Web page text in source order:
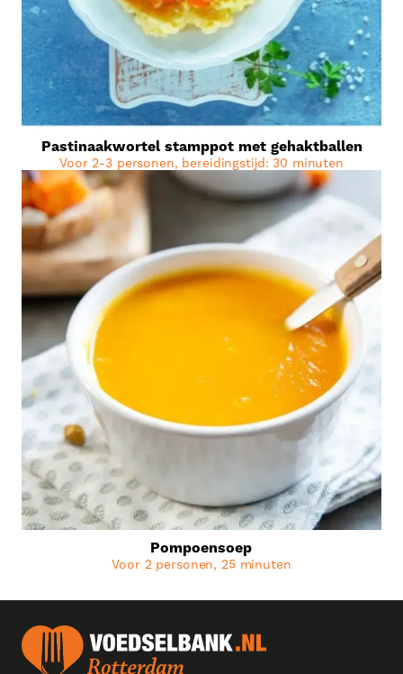
Pastinaakwortel stamppot met gehaktballen
Voor 2-3 personen, bereidingstijd: 30 minuten
Pompoensoep
Voor 2 personen, 25 minuten